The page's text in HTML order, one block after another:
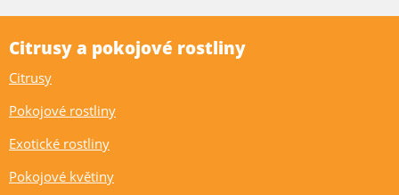
Citrusy a pokojové rostliny
Citrusy
Pokojové rostliny
Exotické rostliny
Pokojové květiny